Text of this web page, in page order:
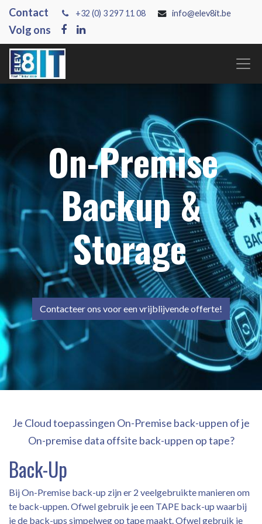
Contact +32 (0) 3 297 11 08 info@elev8it.be
Volg ons
On-Premise
Backup &
Storage
Contacteer ons voor een vrijblijvende offerte!
Je Cloud toepassingen On-Premise back-uppen of je
On-premise data offsite back-uppen op tape?
Back-Up
Bij On-Premise back-up zijn er 2 veelgebruikte manieren om
te back-uppen. Ofwel gebruik je een TAPE back-up waarbij
je de back-ups simpelweg op tape maakt. Ofwel gebruik je